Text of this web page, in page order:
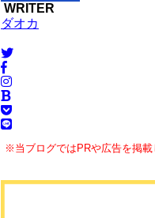
WRITER
ダオカ
※当ブログではPRや広告を掲載